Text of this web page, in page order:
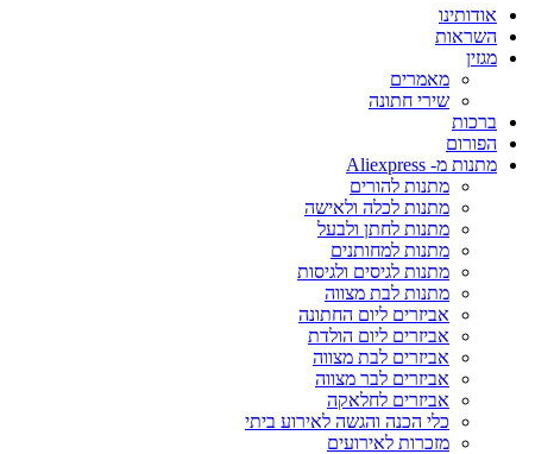
אודותינו
השראות
מגזין
מאמרים
שירי חתונה
ברכות
הפורום
מתנות מ- Aliexpress
מתנות להורים
מתנות לכלה ולאישה
מתנות לחתן ולבעל
מתנות למחותנים
מתנות לגיסים ולגיסות
מתנות לבת מצווה
אביזרים ליום החתונה
אביזרים ליום הולדת
אביזרים לבת מצווה
אביזרים לבר מצווה
אביזרים לחלאקה
כלי הכנה והגשה לאירוע ביתי
מזכרות לאירועים